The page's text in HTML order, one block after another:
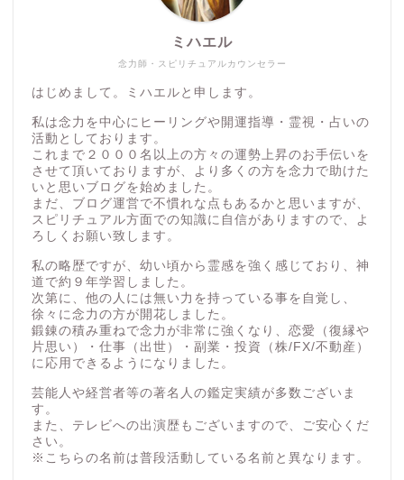
念力師・スピリチュアルカウンセラー
ミハエル
はじめまして。ミハエルと申します。
私は念力を中心にヒーリングや開運指導・霊視・占いの
活動としております。
これまで２０００名以上の方々の運勢上昇のお手伝いを
させて頂いておりますが、より多くの方を念力で助けた
いと思いブログを始めました。
まだ、ブログ運営で不慣れな点もあるかと思いますが、
スピリチュアル方面での知識に自信がありますので、よ
ろしくお願い致します。
私の略歴ですが、幼い頃から霊感を強く感じており、神
道で約９年学習しました。
次第に、他の人には無い力を持っている事を自覚し、
徐々に念力の方が開花しました。
鍛錬の積み重ねで念力が非常に強くなり、恋愛（復縁や
片思い）・仕事（出世）・副業・投資（株/FX/不動産）
に応用できるようになりました。
芸能人や経営者等の著名人の鑑定実績が多数ございま
す。
また、テレビへの出演歴もございますので、ご安心くだ
さい。
※こちらの名前は普段活動している名前と異なります。